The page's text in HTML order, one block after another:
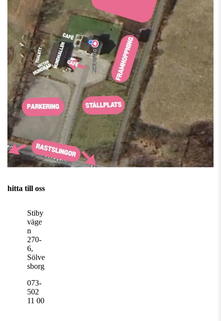
hitta till oss
Stiby
väge
n
270-
6,
Sölve
sborg
073-
502
11 00